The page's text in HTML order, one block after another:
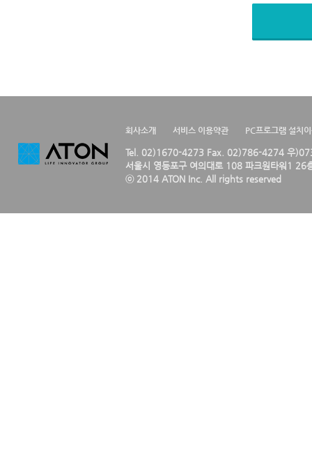
회사소개 서비스 이용약관 PC프로그램 설치
Tel. 02)1670-4273 Fax. 02)786-4274 우
서울시 영등포구 여의대로 108 파크원타워1 26
ⓒ 2014 ATON Inc. All rights reserved